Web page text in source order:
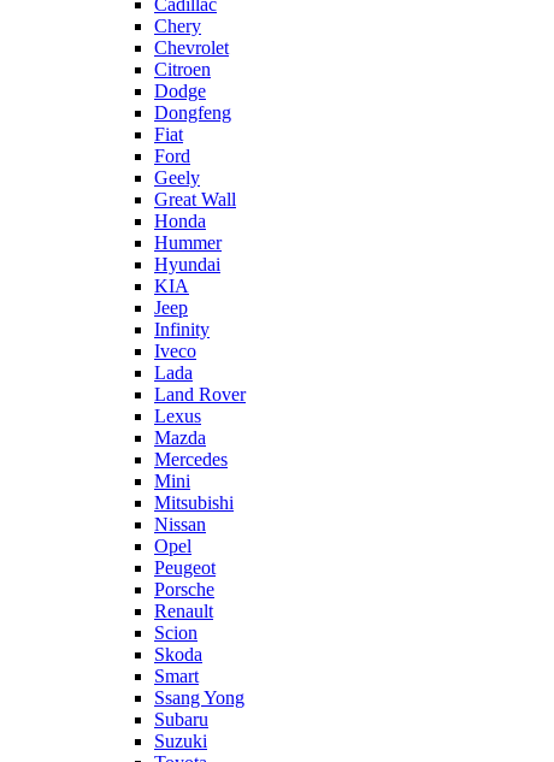
Cadillac
Chery
Chevrolet
Citroen
Dodge
Dongfeng
Fiat
Ford
Geely
Great Wall
Honda
Hummer
Hyundai
KIA
Jeep
Infinity
Iveco
Lada
Land Rover
Lexus
Mazda
Mercedes
Mini
Mitsubishi
Nissan
Opel
Peugeot
Porsche
Renault
Scion
Skoda
Smart
Ssang Yong
Subaru
Suzuki